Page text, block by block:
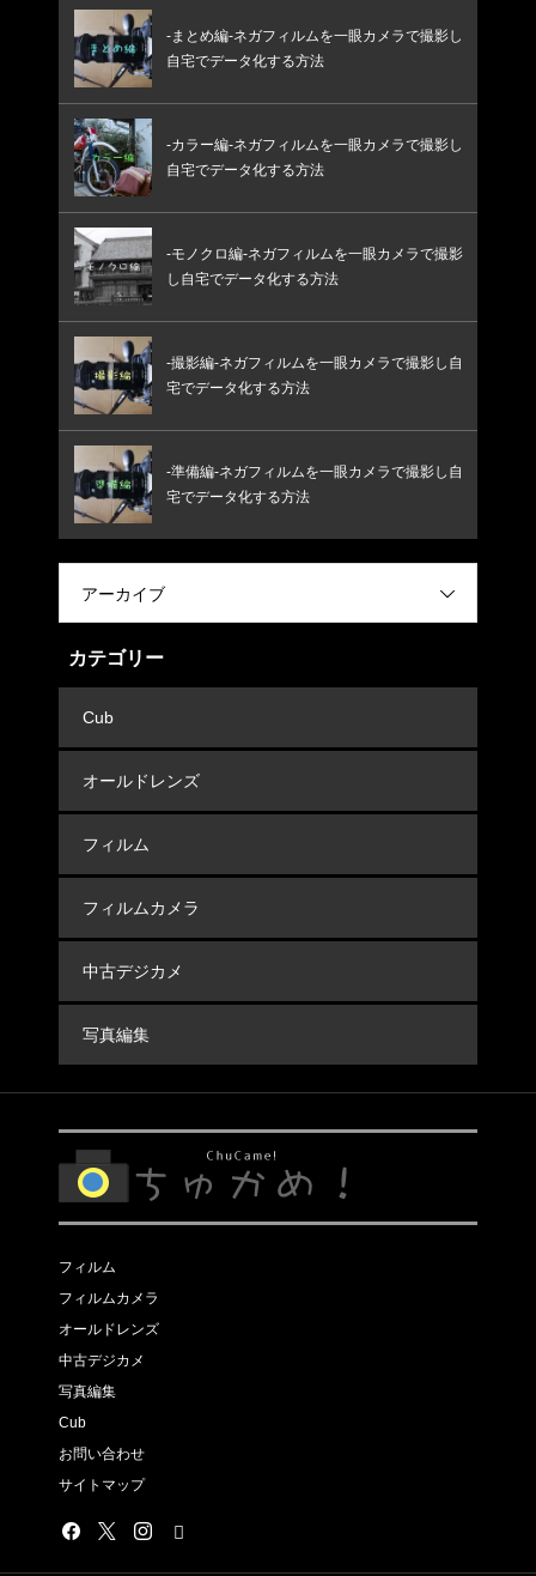
-まとめ編-ネガフィルムを一眼カメラで撮影し
自宅でデータ化する方法
-カラー編-ネガフィルムを一眼カメラで撮影し
自宅でデータ化する方法
-モノクロ編-ネガフィルムを一眼カメラで撮影
し自宅でデータ化する方法
-撮影編-ネガフィルムを一眼カメラで撮影し自
宅でデータ化する方法
-準備編-ネガフィルムを一眼カメラで撮影し自
宅でデータ化する方法
アーカイブ
カテゴリー
Cub
オールドレンズ
フィルム
フィルムカメラ
中古デジカメ
写真編集
フィルム
フィルムカメラ
オールドレンズ
中古デジカメ
写真編集
Cub
お問い合わせ
サイトマップ